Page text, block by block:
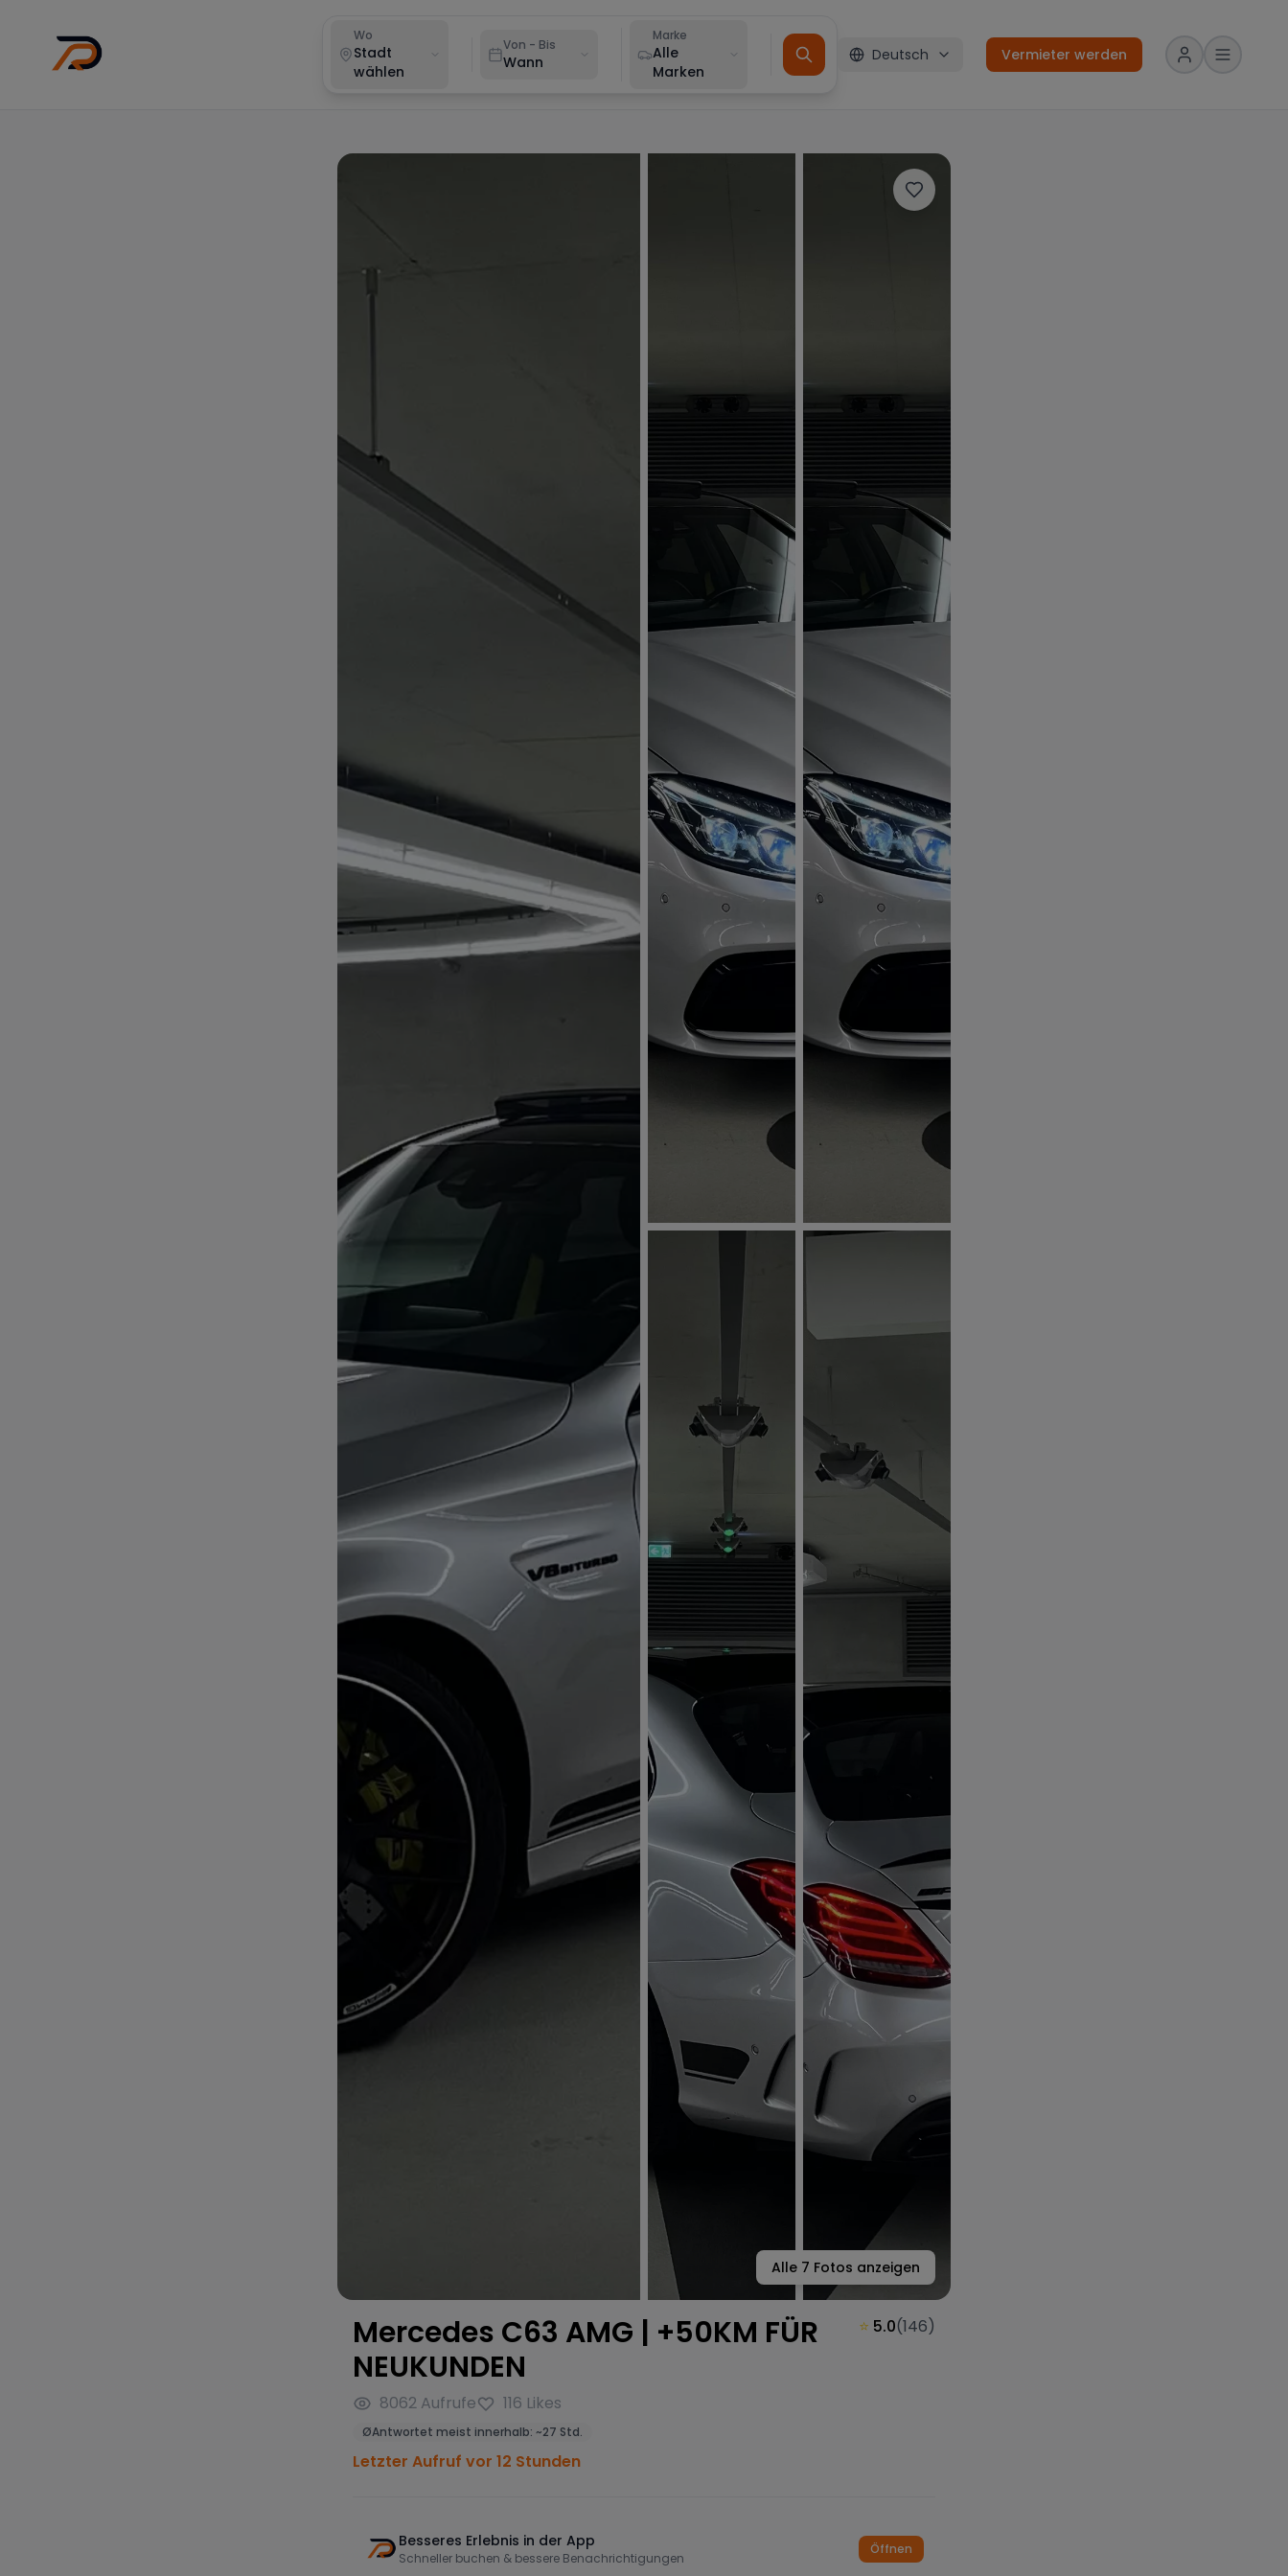
Wo
Stadt
wählen
Von - Bis
Wann
Marke
Alle
Marken
Deutsch Vermieter werden
Alle 7 Fotos anzeigen
Mercedes C63 AMG | +50KM FÜR
NEUKUNDEN
8062 Aufrufe 116 Likes
ØAntwortet meist innerhalb: ~27 Std.
⭐ 5.0(146)
Letzter Aufruf vor 12 Stunden
Besseres Erlebnis in der App
Schneller buchen & bessere Benachrichtigungen
Öffnen